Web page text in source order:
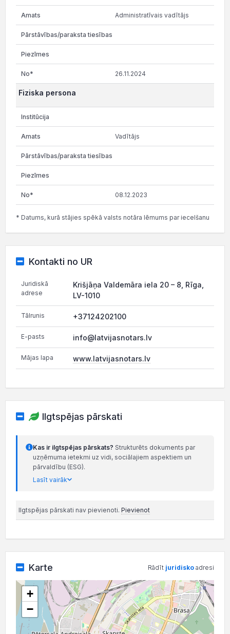
Administratīvais vadītājs
26.11.2024
Fiziska persona
Vadītājs
08.12.2023
* Datums, kurā stājies spēkā valsts notāra lēmums par iecelšanu
Kontakti no UR
Juridiskā
adrese
Krišjāņa Valdemāra iela 20 – 8, Rīga,
LV-1010
Tālrunis +37124202100
E-pasts info@latvijasnotars.lv
Mājas lapa www.latvijasnotars.lv
Ilgtspējas pārskati
Kas ir ilgtspējas pārskats? Strukturēts dokuments par
uzņēmuma ietekmi uz vidi, sociālajiem aspektiem un
pārvaldību (ESG).
Lasīt vairāk
Ilgtspējas pārskati nav pievienoti. Pievienot
Karte Rādīt juridisko adresi
+
−